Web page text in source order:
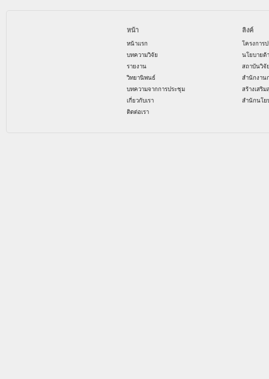
หน้า
หน้าแรก
บทความวิจัย
รายงาน
วิทยานิพนธ์
บทความจากการประชุม
เกี่ยวกับเรา
ติดต่อเรา
ลิงค์
โครงการ
นโยบายด้
สถาบันวิจั
สำนักงาน
สร้างเสริ
สำนักนโย